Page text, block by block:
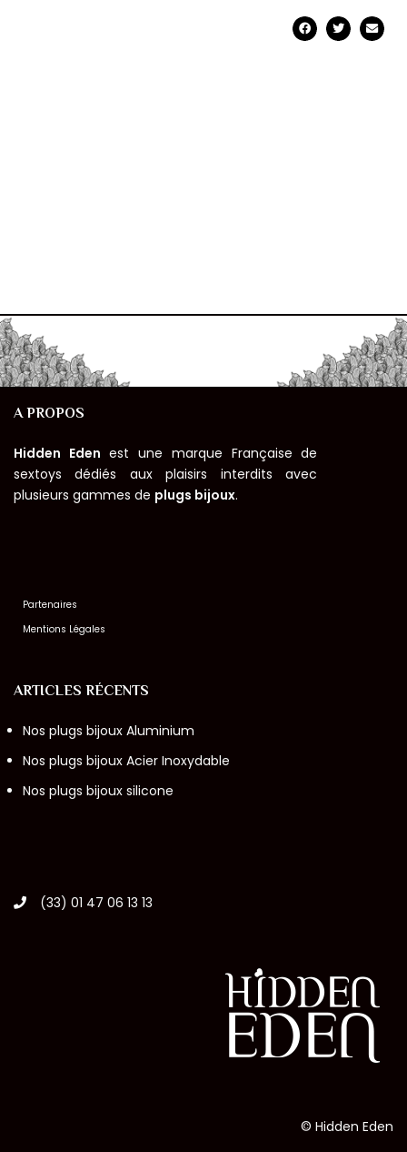
A PROPOS
Hidden Eden est une marque Française de
sextoys dédiés aux plaisirs interdits avec
plusieurs gammes de plugs bijoux.
Partenaires
Mentions Légales
ARTICLES RÉCENTS
Nos plugs bijoux Aluminium
Nos plugs bijoux Acier Inoxydable
Nos plugs bijoux silicone
(33) 01 47 06 13 13
© Hidden Eden